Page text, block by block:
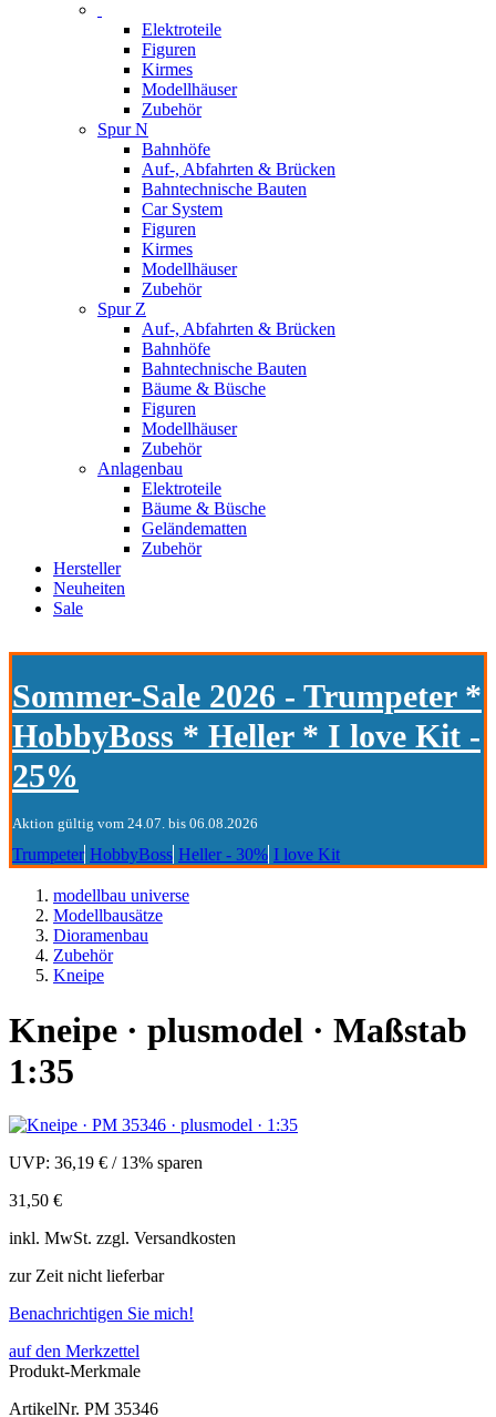
Elektroteile
Figuren
Kirmes
Modellhäuser
Zubehör
Spur N
Bahnhöfe
Auf-, Abfahrten & Brücken
Bahntechnische Bauten
Car System
Figuren
Kirmes
Modellhäuser
Zubehör
Spur Z
Auf-, Abfahrten & Brücken
Bahnhöfe
Bahntechnische Bauten
Bäume & Büsche
Figuren
Modellhäuser
Zubehör
Anlagenbau
Elektroteile
Bäume & Büsche
Geländematten
Zubehör
Hersteller
Neuheiten
Sale
Sommer-Sale 2026 - Trumpeter *
HobbyBoss * Heller * I love Kit -
25%
Aktion gültig vom 24.07. bis 06.08.2026
Trumpeter HobbyBoss Heller - 30% I love Kit
modellbau universe
Modellbausätze
Dioramenbau
Zubehör
Kneipe
Kneipe · plusmodel · Maßstab
1:35
UVP: 36,19 € / 13% sparen
31,50 €
inkl. MwSt. zzgl. Versandkosten
zur Zeit nicht lieferbar
Benachrichtigen Sie mich!
auf den Merkzettel
Produkt-Merkmale
ArtikelNr. PM 35346